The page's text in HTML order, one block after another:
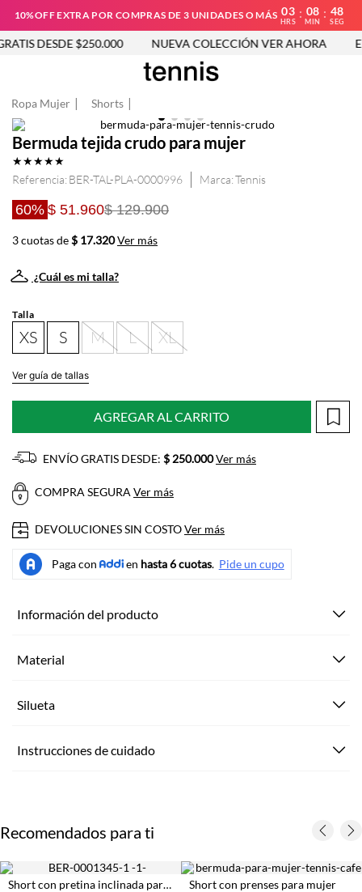
10%OFF EXTRA POR COMPRAS DE 3 UNIDADES O MÁS 03
HRS
: 08
MIN
: 48
SEG
DESDE $250.000 NUEVA COLECCIÓN VER AHORA
Ropa Mujer Shorts
Bermuda tejida crudo para mujer
★★★★★
Referencia: BER-TAL-PLA-0000996 Tennis
60% $ 51.960$ 129.900
3 cuotas de$ 17.320Ver más
¿Cuál es mi talla?
Talla
XS S M L XL
Ver guía de tallas
AGREGAR AL CARRITO
ENVÍO GRATIS DESDE: $ 250.000Ver más
COMPRA SEGURAVer más
DEVOLUCIONES SIN COSTOVer más
Información del producto
Material
Silueta
Instrucciones de cuidado
Recomendados para ti
Short con pretina inclinada para mujer Short con prenses para mujer